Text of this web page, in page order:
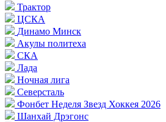
Трактор
ЦСКА
Динамо Минск
Акулы политеха
СКА
Лада
Ночная лига
Северсталь
Фонбет Неделя Звезд Хоккея 2026
Шанхай Дрэгонс